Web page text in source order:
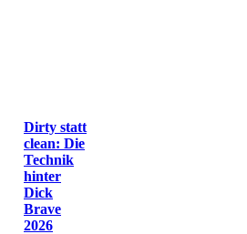
Dirty statt
clean: Die
Technik
hinter
Dick
Brave
2026